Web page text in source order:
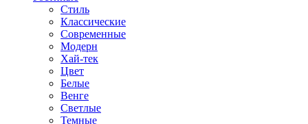
Стиль
Классические
Современные
Модерн
Хай-тек
Цвет
Белые
Венге
Светлые
Темные